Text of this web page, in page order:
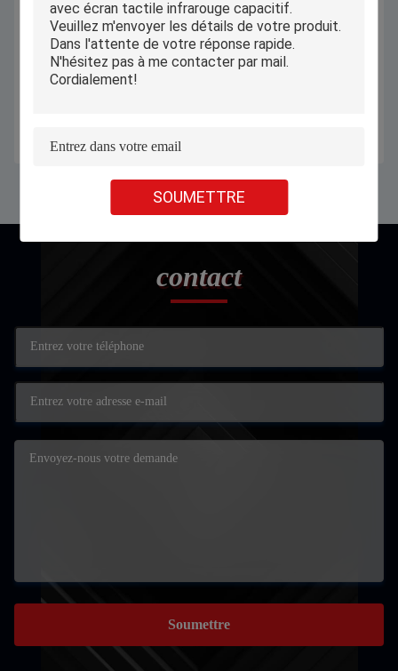
SOUMETTRE
Ordinateur portable d'ODM 15,6
Obtenez le meilleur prix
contact
Soumettre